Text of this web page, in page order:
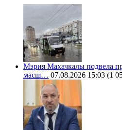
Мэрия Махачкалы подвела
масш… 07.08.2026 15:03 (1